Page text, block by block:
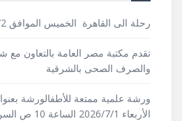
رحلة الى القاهرة الخميس الموافق 2026/7/2
تقدم مكتبة مصر العامة بالتعاون
والصرف الصحى بالشرقية
ورشة علمية ممتعة للأطفالورشة